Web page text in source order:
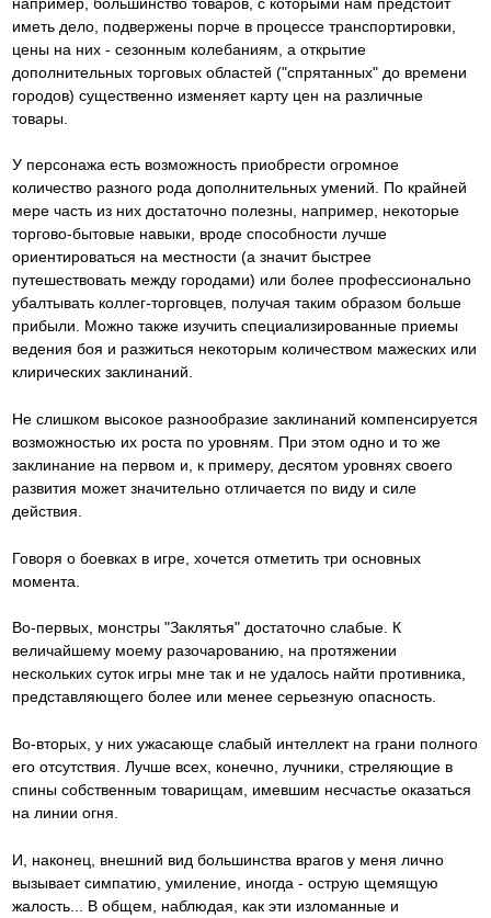
иметь дело, подвержены порче в процессе транспортировки,
цены на них - сезонным колебаниям, а открытие
дополнительных торговых областей ("спрятанных" до времени
городов) существенно изменяет карту цен на различные
товары.
У персонажа есть возможность приобрести огромное
количество разного рода дополнительных умений. По крайней
мере часть из них достаточно полезны, например, некоторые
торгово-бытовые навыки, вроде способности лучше
ориентироваться на местности (а значит быстрее
путешествовать между городами) или более профессионально
убалтывать коллег-торговцев, получая таким образом больше
прибыли. Можно также изучить специализированные приемы
ведения боя и разжиться некоторым количеством мажеских или
клирических заклинаний.
Не слишком высокое разнообразие заклинаний компенсируется
возможностью их роста по уровням. При этом одно и то же
заклинание на первом и, к примеру, десятом уровнях своего
развития может значительно отличается по виду и силе
действия.
Говоря о боевках в игре, хочется отметить три основных
момента.
Во-первых, монстры "Заклятья" достаточно слабые. К
величайшему моему разочарованию, на протяжении
нескольких суток игры мне так и не удалось найти противника,
представляющего более или менее серьезную опасность.
Во-вторых, у них ужасающе слабый интеллект на грани полного
его отсутствия. Лучше всех, конечно, лучники, стреляющие в
спины собственным товарищам, имевшим несчастье оказаться
на линии огня.
И, наконец, внешний вид большинства врагов у меня лично
вызывает симпатию, умиление, иногда - острую щемящую
жалость... В общем, наблюдая, как эти изломанные и